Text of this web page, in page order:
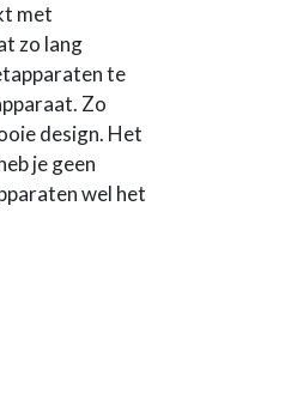
met
zo lang
te
Zo
design. Het
je geen
wel het